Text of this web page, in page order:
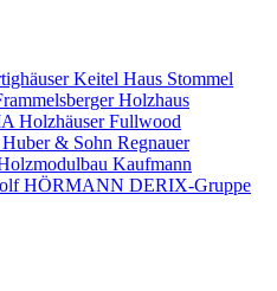
Keitel Haus Stommel
Holzhaus
HolzhäuserFullwood
Huber & Sohn Regnauer
Kaufmann
HÖRMANN DERIX-Gruppe